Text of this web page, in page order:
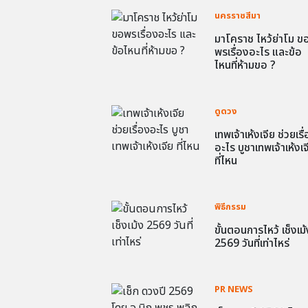
นครราชสีมา
มาโคราช ไหว้ย่าโม ข
พรเรื่องอะไร และข้อ
ไหนที่ห้ามขอ ?
ดูดวง
เทพเจ้าเห้งเจีย ช่วยเ
อะไร บูชาเทพเจ้าเห้งเ
ที่ไหน
พิธีกรรม
ขั้นตอนการไหว้ เช็งเ
2569 วันที่เท่าไหร่
PR NEWS